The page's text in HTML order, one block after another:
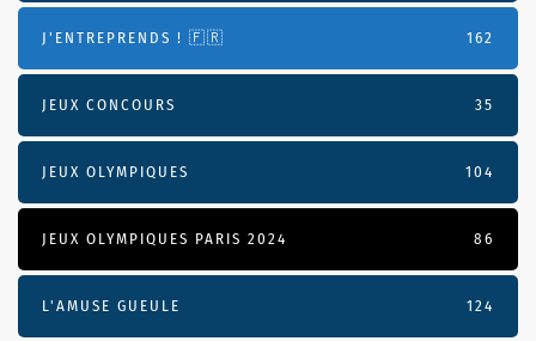
J'ENTREPRENDS ! 🇫🇷 162
JEUX CONCOURS 35
JEUX OLYMPIQUES 104
JEUX OLYMPIQUES PARIS 2024 86
L'AMUSE GUEULE 124